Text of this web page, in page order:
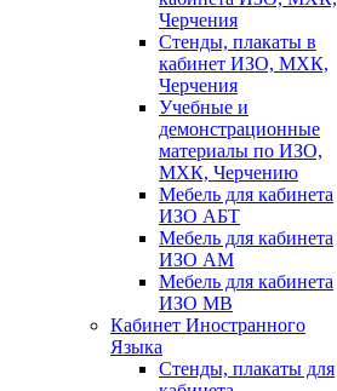
Черчения
Стенды, плакаты в
кабинет ИЗО, МХК,
Черчения
Учебные и
демонстрационные
материалы по ИЗО,
МХК, Черчению
Мебель для кабинета
ИЗО АБТ
Мебель для кабинета
ИЗО АМ
Мебель для кабинета
ИЗО МВ
Кабинет Иностранного
Языка
Стенды, плакаты для